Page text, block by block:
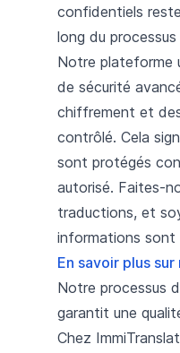
confidentiels
long du
Notre plateforme
de sécurité
chiffrement et
contrôlé. Cela
sont protégés
autorisé. Faites-
traductions, et
informations sont
En savoir plus
Notre processus
garantit une
Chez